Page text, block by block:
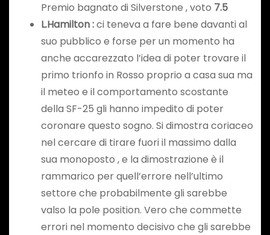
Premio bagnato di Silverstone , voto 7.5
L.Hamilton :ci teneva a fare bene davanti al
suo pubblico e forse per un momento ha
anche accarezzato l’idea di poter trovare il
primo trionfo in Rosso proprio a casa sua ma
il meteo e il comportamento scostante
della SF-25 gli hanno impedito di poter
coronare questo sogno. Si dimostra coriaceo
nel cercare di tirare fuori il massimo dalla
sua monoposto , e la dimostrazione è il
rammarico per quell’errore nell’ultimo
settore che probabilmente gli sarebbe
valso la pole position. Vero che commette
errori nel momento decisivo che gli sarebbe